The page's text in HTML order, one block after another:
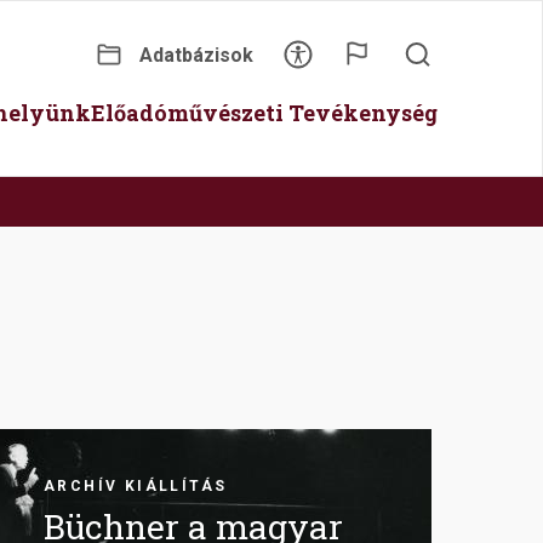
menu
Adatbázisok
Előadóművészeti Tevékenység
Image
ARCHÍV KIÁLLÍTÁS
Büchner a magyar